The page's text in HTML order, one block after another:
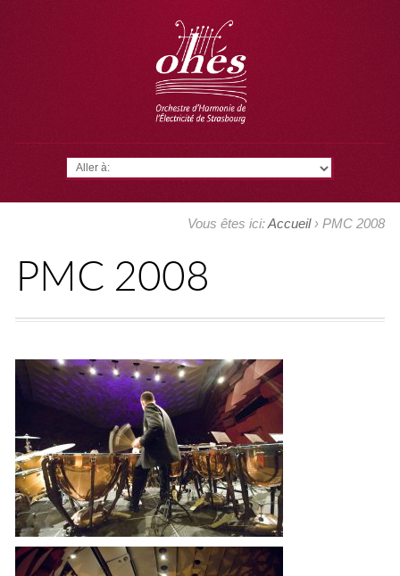
Vous êtes ici:Accueil› PMC 2008
PMC 2008